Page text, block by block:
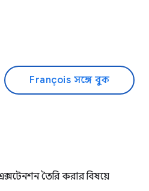
François সঙ্গে বুক
তৈরি করার বিষয়ে